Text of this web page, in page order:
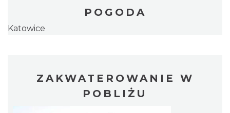
POGODA
Katowice
ZAKWATEROWANIE W
POBLIŻU